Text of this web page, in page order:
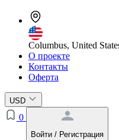
Columbus, United
О проекте
Контакты
Оферта
USD
0
Войти / Регистрация